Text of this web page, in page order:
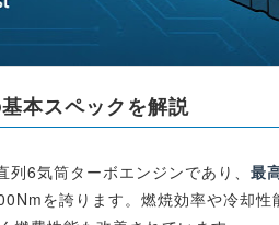
本スペックを解説
列6気筒ターボエンジンであり、最
を誇ります。燃焼効率や冷却